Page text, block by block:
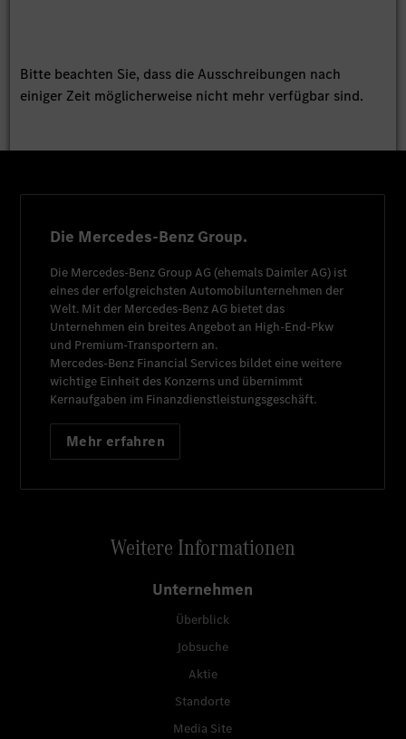
Bitte beachten Sie, dass die Ausschreibungen nach
einiger Zeit möglicherweise nicht mehr verfügbar sind.
Die Mercedes-Benz Group.
Die Mercedes-Benz Group AG (ehemals Daimler AG) ist
eines der erfolgreichsten Automobilunternehmen der
Welt. Mit der Mercedes-Benz AG bietet das
Unternehmen ein breites Angebot an High-End-Pkw
und Premium-Transportern an.
Mercedes-Benz Financial Services bildet eine weitere
wichtige Einheit des Konzerns und übernimmt
Kernaufgaben im Finanzdienstleistungsgeschäft.
Mehr erfahren
Weitere Informationen
Unternehmen
Überblick
Jobsuche
Aktie
Standorte
Media Site